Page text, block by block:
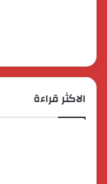
الاكثر قراءة